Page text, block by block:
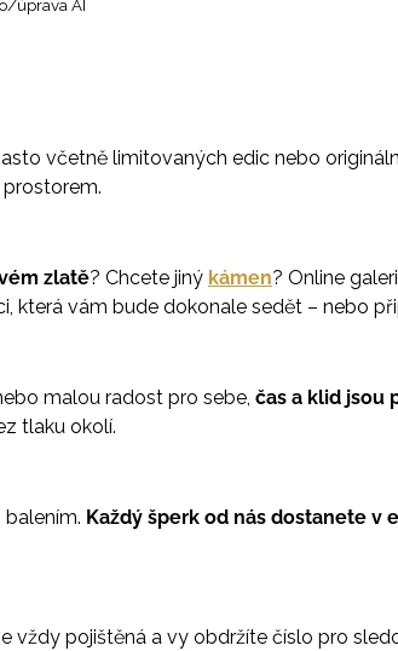
úprava AI
včetně limitovaných edic nebo
zlatě? Chcete jiný kámen? Online
která vám bude dokonale sedět – nebo
malou radost pro sebe, čas a klid jsou
tlaku okolí.
Každý šperk od nás dostanete v
vždy pojištěná a vy obdržíte číslo pro